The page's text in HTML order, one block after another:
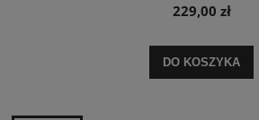
229,00 zł
DO KOSZYKA